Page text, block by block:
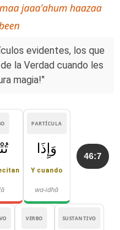
jaaa'ahum haazaa
evidentes, los que
la Verdad cuando les
magia!"
46:7
PARTÍCULA
وَإِذَا
Y cuando
wa-idhā
SUSTANTIVO
VERBO